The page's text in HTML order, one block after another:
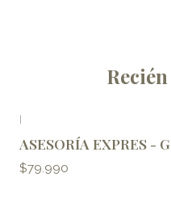
ASESORÍA EXPRES -
$79.990